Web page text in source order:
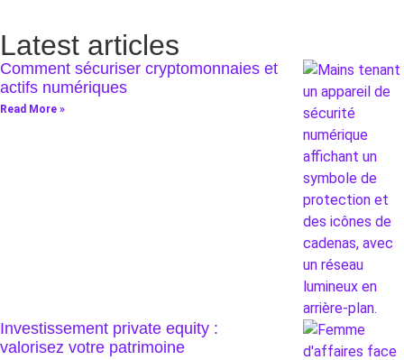
Latest articles
Comment sécuriser cryptomonnaies et
actifs numériques
Read More »
Investissement private equity :
valorisez votre patrimoine